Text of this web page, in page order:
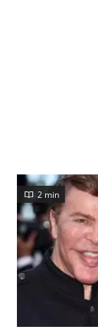
2 min